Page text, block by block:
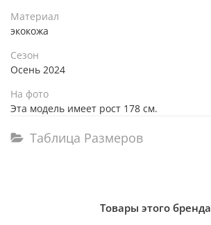
Материал
экокожа
Сезон
Осень 2024
На фото
Эта модель имеет рост 178 см.
Таблица Размеров
Товары этого бренда